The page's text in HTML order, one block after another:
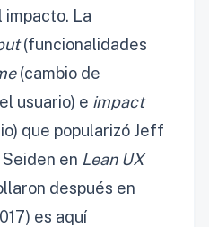
La
(funcionalidades
(cambio de
usuario) e impact
que popularizó Jeff
en Lean UX
después en
es aquí